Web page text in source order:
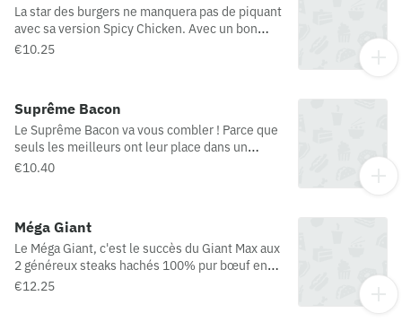
La star des burgers ne manquera pas de piquant
avec sa version Spicy Chicken. Avec un bon
pain parsemé de céréales, sa spécialité panée
€10.25
Suprême Bacon
Le Suprême Bacon va vous combler ! Parce que
seuls les meilleurs ont leur place dans un
Suprême, les ingrédients les plus convoités
€10.40
Méga Giant
Le Méga Giant, c'est le succès du Giant Max aux
2 généreux steaks hachés 100% pur bœuf en
version Méga ! (Origine viande bovine possible :
€12.25